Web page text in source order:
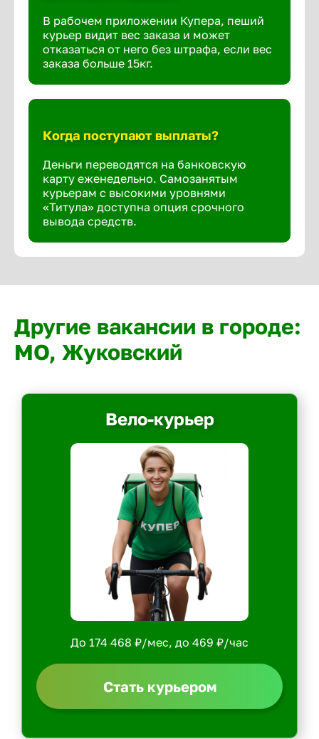
В рабочем приложении Купера, пеший
курьер видит вес заказа и может
отказаться от него без штрафа, если вес
заказа больше 15кг.
Когда поступают выплаты?
Деньги переводятся на банковскую
карту еженедельно. Самозанятым
курьерам с высокими уровнями
«Титула» доступна опция срочного
вывода средств.
Другие вакансии в городе:
МО, Жуковский
Вело-курьер
До 174 468 ₽/мес, до 469 ₽/час
Стать курьером